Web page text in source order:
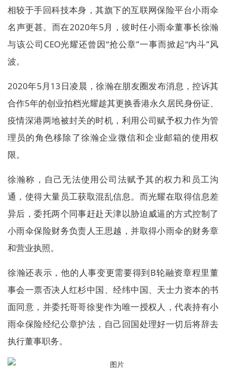
相较于手回科技本身，其旗下的互联网保险平台小雨伞
名声更甚。而在2020年5月，彼时任小雨伞董事长徐瀚
与该公司CEO光耀还曾因“抢公章”一事而掀起“内斗”风
波。
2020年5月13日凌晨，徐瀚在朋友圈发布消息，控诉其
合作5年的创业拍档光耀趁其更换香港永久居民身份证、
疫情深港两地被封关的时机，利用公司赋予权力作为管
理员的角色移除了徐瀚企业微信和企业邮箱的使用权
限。
徐瀚称，自己无法使用公司法赋予其的权力和员工沟
通，使得大量员工获取混乱信息。而光耀在取得信息差
异后，委托两个同事赶赴天津以胁迫威逼的方式控制了
小雨伞保险财务负责人王思越，并取得小雨伞的财务章
和营业执照。
徐瀚还表示，他的人事变更需要得到B轮融资章程里董
事会一票否决人红杉中国、经纬中国、天士力资本的书
面同意，并委托哥哥徐斐作为唯一授权人，代表持有小
雨伞保险经纪公章护法，自己回国处理好一切后将辞去
执行董事职务。